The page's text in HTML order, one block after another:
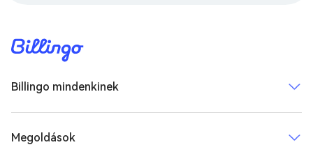
Billingo mindenkinek
Megoldások